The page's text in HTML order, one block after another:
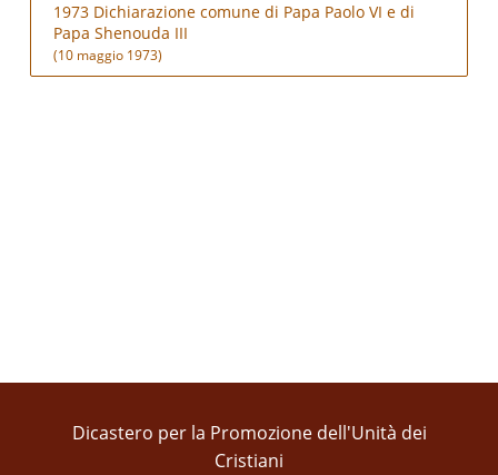
1973 Dichiarazione comune di Papa Paolo VI e di
Papa Shenouda III
(10 maggio 1973)
Dicastero per la Promozione dell'Unità dei
Cristiani